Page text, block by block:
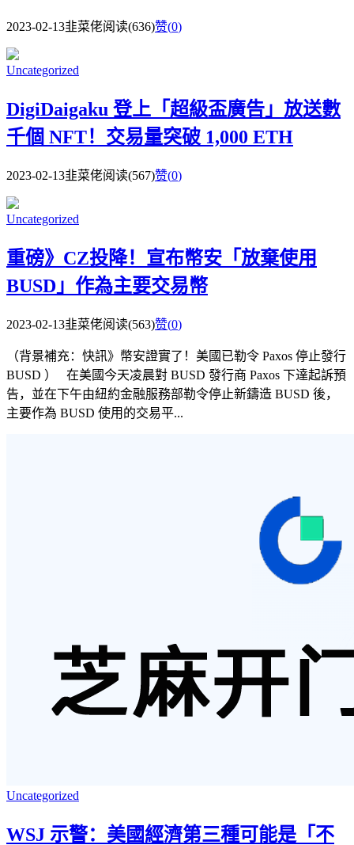
2023-02-13韭菜佬阅读(636)赞(0)
Uncategorized
DigiDaigaku 登上「超級盃廣告」放送數
千個 NFT！交易量突破 1,000 ETH
2023-02-13韭菜佬阅读(567)赞(0)
Uncategorized
重磅》CZ投降！宣布幣安「放棄使用
BUSD」作為主要交易幣
2023-02-13韭菜佬阅读(563)赞(0)
（背景補充：快訊》幣安證實了！美國已勒令 Paxos 停止發行
BUSD ） 在美國今天凌晨對 BUSD 發行商 Paxos 下達起訴預
告，並在下午由紐約金融服務部勒令停止新鑄造 BUSD 後，
主要作為 BUSD 使用的交易平...
Uncategorized
WSJ 示警：美國經濟第三種可能是「不